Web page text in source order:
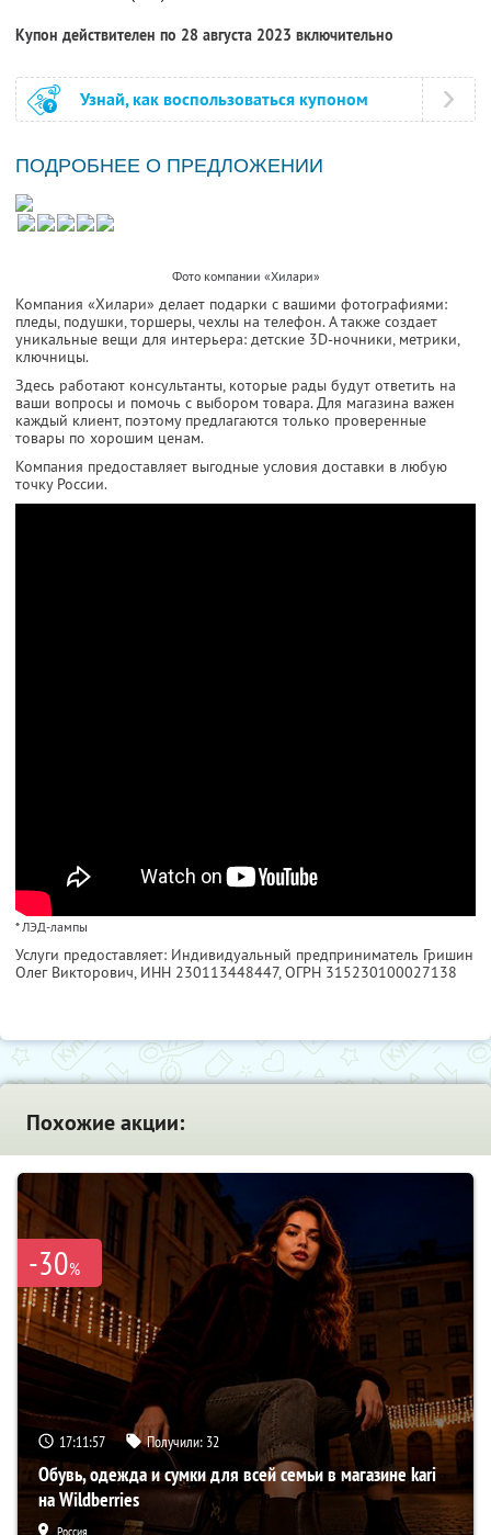
Купон действителен по 28 августа 2023 включительно
Узнай, как воспользоваться купоном
ПОДРОБНЕЕ О ПРЕДЛОЖЕНИИ
Фото компании «Хилари»
Компания «Хилари» делает подарки с вашими фотографиями:
пледы, подушки, торшеры, чехлы на телефон. А также создает
уникальные вещи для интерьера: детские 3D-ночники, метрики,
ключницы.
Здесь работают консультанты, которые рады будут ответить на
ваши вопросы и помочь с выбором товара. Для магазина важен
каждый клиент, поэтому предлагаются только проверенные
товары по хорошим ценам.
Компания предоставляет выгодные условия доставки в любую
точку России.
* ЛЭД-лампы
Услуги предоставляет: Индивидуальный предприниматель Гришин
Олег Викторович, ИНН 230113448447, ОГРН 315230100027138
Похожие акции:
-30%
17:11:56 Получили: 32
Обувь, одежда и сумки для всей семьи в магазине kari
на Wildberries
Россия